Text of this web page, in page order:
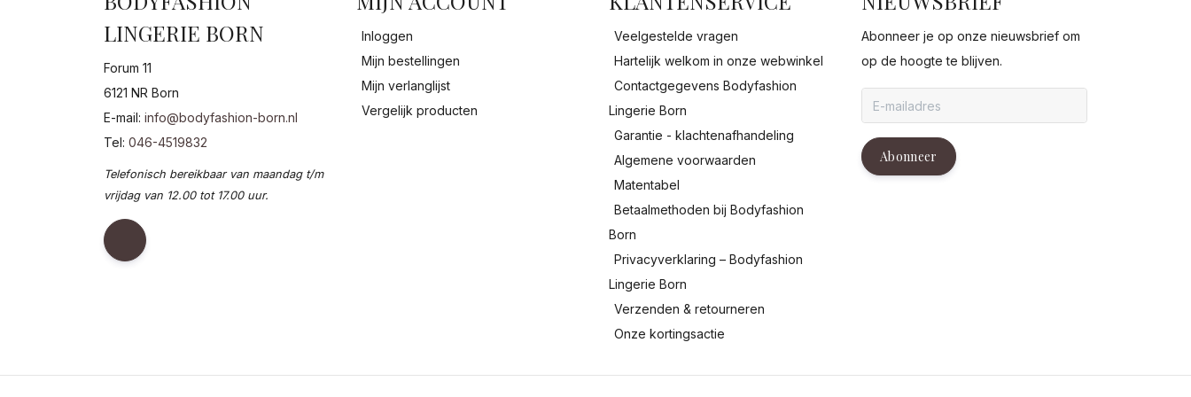
LINGERIE BORN
Forum 11
6121 NR Born
E-mail: info@bodyfashion-born.nl
Tel: 046-4519832
Telefonisch bereikbaar van maandag t/m
vrijdag van 12.00 tot 17.00 uur.
Inloggen
Mijn bestellingen
Mijn verlanglijst
Vergelijk producten
Veelgestelde vragen
Hartelijk welkom in onze webwinkel
Contactgegevens Bodyfashion
Lingerie Born
Garantie - klachtenafhandeling
Algemene voorwaarden
Matentabel
Betaalmethoden bij Bodyfashion
Born
Privacyverklaring – Bodyfashion
Lingerie Born
Verzenden & retourneren
Onze kortingsactie
Abonneer je op onze nieuwsbrief om
op de hoogte te blijven.
Abonneer